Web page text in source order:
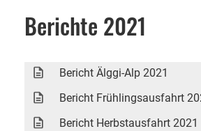
Berichte 2021
Bericht Älggi-Alp 2021
Bericht Frühlingsausfahrt
Bericht Herbstausfahrt 2021